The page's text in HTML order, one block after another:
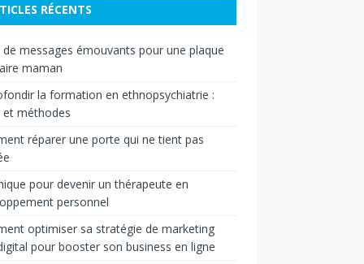
RÉCENTS
de messages émouvants pour une plaque
maman
la formation en ethnopsychiatrie :
et méthodes
réparer une porte qui ne tient pas
pour devenir un thérapeute en
personnel
optimiser sa stratégie de marketing
pour booster son business en ligne